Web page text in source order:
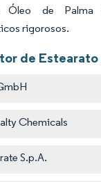
Óleo de Palma
rigorosos.
de
Chemicals
S.p.A.